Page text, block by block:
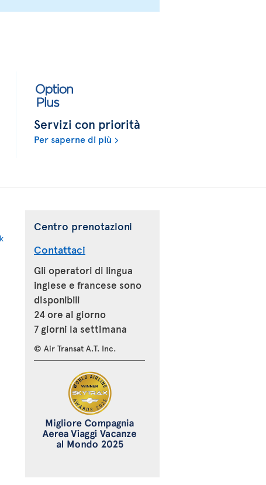
Servizi con priorità
Per saperne di più
Centro prenotazioni
Contattaci
Gli operatori di lingua
inglese e francese sono
disponibili
24 ore al giorno
7 giorni la settimana
© Air Transat A.T. Inc.